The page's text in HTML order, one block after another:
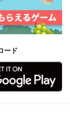
ード